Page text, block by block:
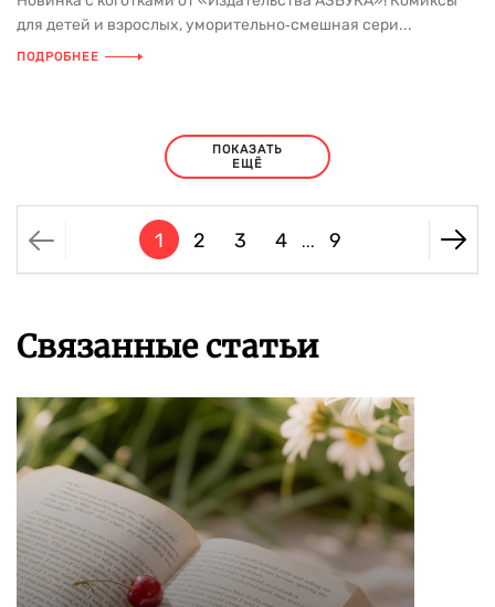
для детей и взрослых, уморительно‑смешная сери...
ПОДРОБНЕЕ
ПОКАЗАТЬ
ЕЩЁ
1 2 3 4 ... 9
Связанные статьи